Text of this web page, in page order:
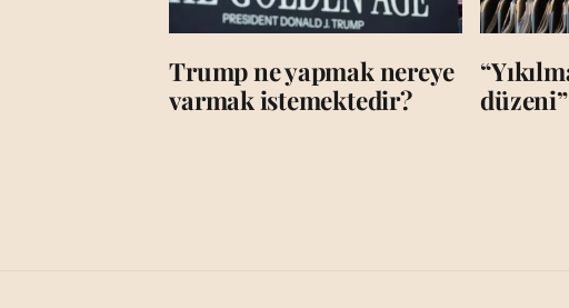
Trump ne yapmak nereye
varmak istemektedir?
düzeni”